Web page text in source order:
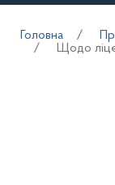
Головна
Щодо